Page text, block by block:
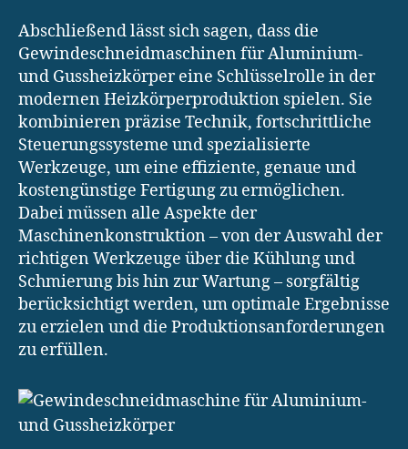
Abschließend lässt sich sagen, dass die
Gewindeschneidmaschinen für Aluminium-
und Gussheizkörper eine Schlüsselrolle in der
modernen Heizkörperproduktion spielen. Sie
kombinieren präzise Technik, fortschrittliche
Steuerungssysteme und spezialisierte
Werkzeuge, um eine effiziente, genaue und
kostengünstige Fertigung zu ermöglichen.
Dabei müssen alle Aspekte der
Maschinenkonstruktion – von der Auswahl der
richtigen Werkzeuge über die Kühlung und
Schmierung bis hin zur Wartung – sorgfältig
berücksichtigt werden, um optimale Ergebnisse
zu erzielen und die Produktionsanforderungen
zu erfüllen.